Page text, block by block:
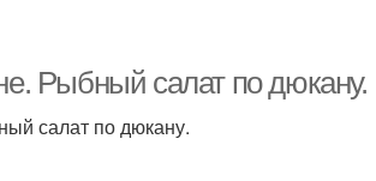
Рыбный салат по дюкану.
салат по дюкану.